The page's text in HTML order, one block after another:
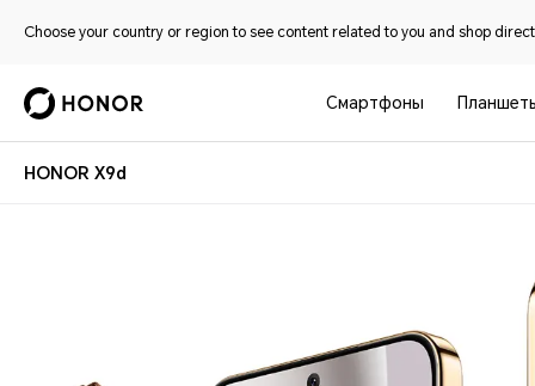
Choose your country or region to see content related to you and shop
Смартфоны
HONOR X9d